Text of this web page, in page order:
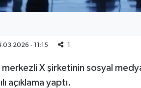
- 11:15 1
merkezli X şirketinin sosyal
açıklama yaptı.